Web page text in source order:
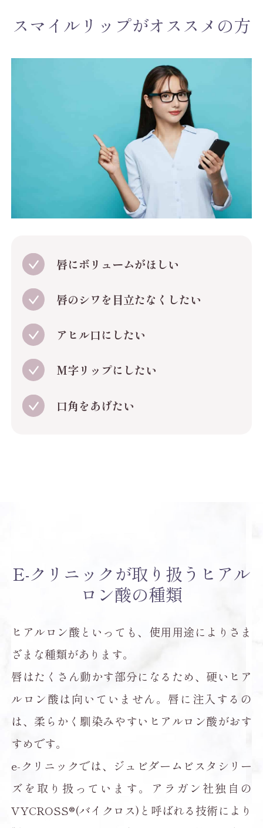
スマイルリップがオススメの方
唇にボリュームがほしい
唇のシワを目立たなくしたい
アヒル口にしたい
M字リップにしたい
口角をあげたい
E-クリニックが取り扱うヒアル
ロン酸の種類
ヒアルロン酸といっても、使用用途によりさま
ざまな種類があります。
唇はたくさん動かす部分になるため、硬いヒア
ルロン酸は向いていません。唇に注入するの
は、柔らかく馴染みやすいヒアルロン酸がおす
すめです。
e-クリニックでは、ジュビダームビスタシリー
ズを取り扱っています。アラガン社独自の
VYCROSS®(バイクロス)と呼ばれる技術により